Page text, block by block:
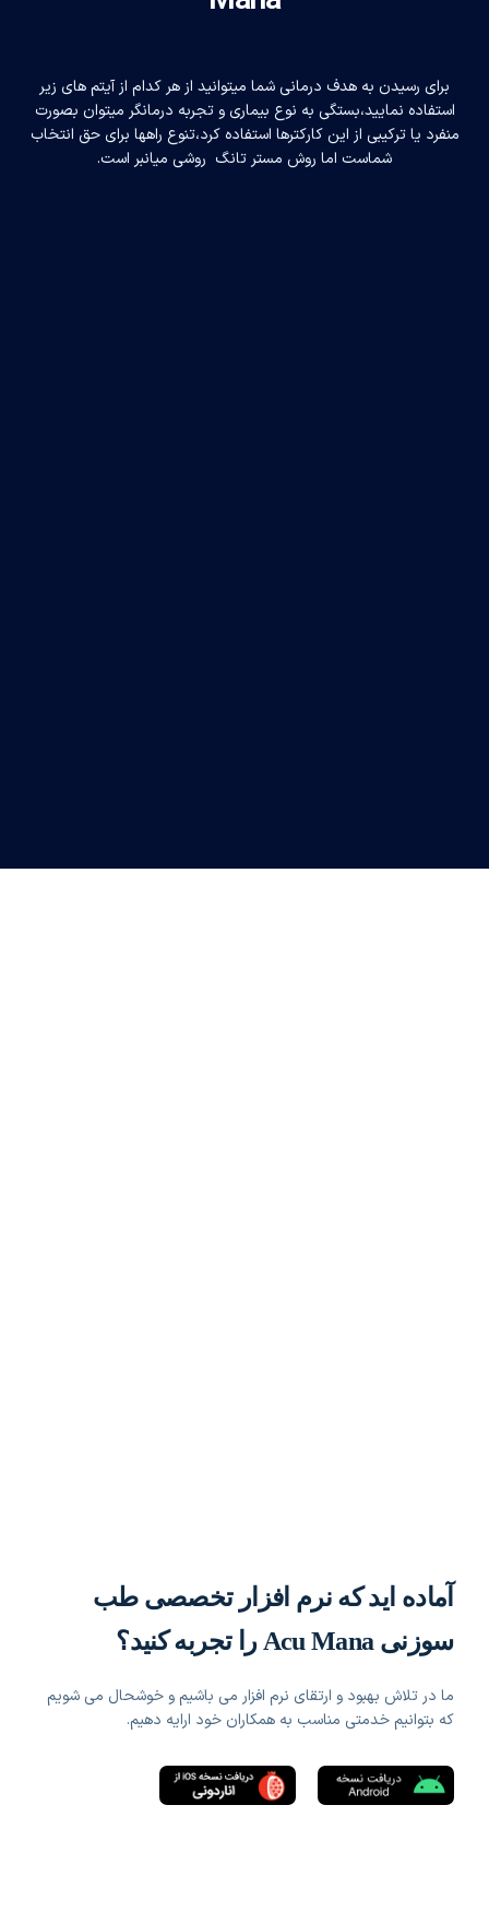
برای رسیدن به هدف درمانی شما میتوانید از هر کدام از آیتم های زیر
استفاده نمایید،بستگی به نوع بیماری و تجربه درمانگر میتوان بصورت
منفرد یا ترکیبی از این کارکترها استفاده کرد،تنوع راهها برای حق انتخاب
شماست اما روش مستر تانگ روشی میانبر است.
آماده اید که نرم افزار تخصصی طب
سوزنی Acu Mana را تجربه کنید؟
ما در تلاش بهبود و ارتقای نرم افزار می باشیم و خوشحال می شویم
که بتوانیم خدمتی مناسب به همکاران خود ارایه دهیم.